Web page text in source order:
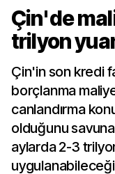
Çin'de
trilyon
Çin'in son kredi
borçlanma
canlandırma
olduğunu
aylarda 2-3